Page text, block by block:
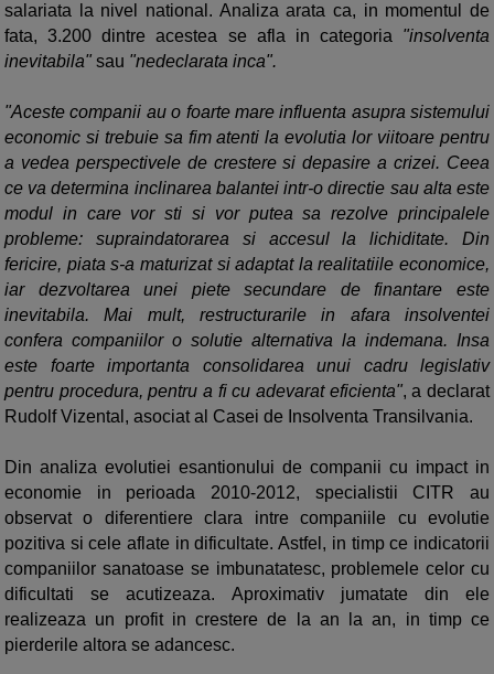
salariata la nivel national. Analiza arata ca, in momentul de
fata, 3.200 dintre acestea se afla in categoria "insolventa
inevitabila" sau "nedeclarata inca".
"Aceste companii au o foarte mare influenta asupra sistemului
economic si trebuie sa fim atenti la evolutia lor viitoare pentru
a vedea perspectivele de crestere si depasire a crizei. Ceea
ce va determina inclinarea balantei intr-o directie sau alta este
modul in care vor sti si vor putea sa rezolve principalele
probleme: supraindatorarea si accesul la lichiditate. Din
fericire, piata s-a maturizat si adaptat la realitatiile economice,
iar dezvoltarea unei piete secundare de finantare este
inevitabila. Mai mult, restructurarile in afara insolventei
confera companiilor o solutie alternativa la indemana. Insa
este foarte importanta consolidarea unui cadru legislativ
pentru procedura, pentru a fi cu adevarat eficienta", a declarat
Rudolf Vizental, asociat al Casei de Insolventa Transilvania.
Din analiza evolutiei esantionului de companii cu impact in
economie in perioada 2010-2012, specialistii CITR au
observat o diferentiere clara intre companiile cu evolutie
pozitiva si cele aflate in dificultate. Astfel, in timp ce indicatorii
companiilor sanatoase se imbunatatesc, problemele celor cu
dificultati se acutizeaza. Aproximativ jumatate din ele
realizeaza un profit in crestere de la an la an, in timp ce
pierderile altora se adancesc.